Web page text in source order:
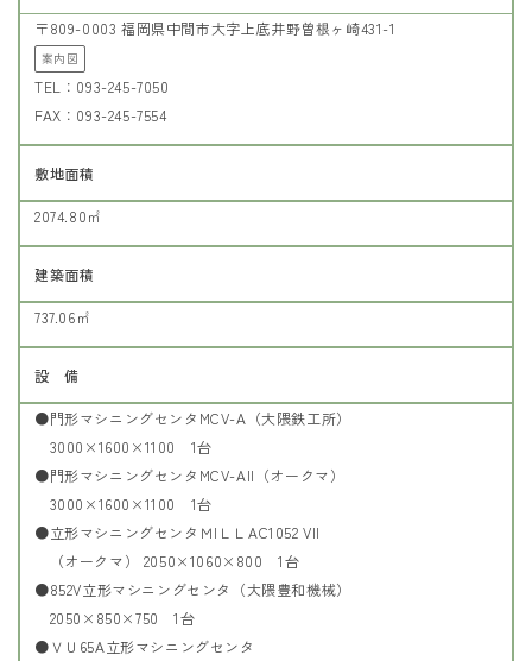
〒809-0003 福岡県中間市大字上底井野曽根ヶ崎431-1
案内図
TEL：093-245-7050
FAX：093-245-7554
敷地面積
2074.80㎡
建築面積
737.06㎡
設 備
●門形マシニングセンタMCV-A（大隈鉄工所）
3000×1600×1100 1台
●門形マシニングセンタMCV-AII（オークマ）
3000×1600×1100 1台
●立形マシニングセンタＭIＬＬAC1052 VII
（オークマ） 2050×1060×800 1台
●852V立形マシニングセンタ（大隈豊和機械）
2050×850×750 1台
●ＶＵ65A立形マシニングセンタ